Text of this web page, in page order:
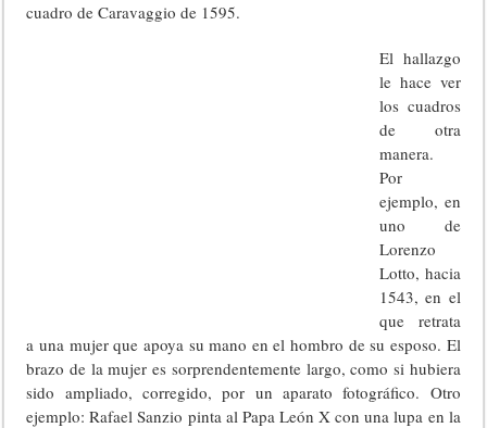
cuadro de Caravaggio de 1595.
El hallazgo
le hace ver
los cuadros
de otra
manera.
Por
ejemplo, en
uno de
Lorenzo
Lotto, hacia
1543, en el
que retrata
a una mujer que apoya su mano en el hombro de su esposo. El
brazo de la mujer es sorprendentemente largo, como si hubiera
sido ampliado, corregido, por un aparato fotográfico. Otro
ejemplo: Rafael Sanzio pinta al Papa León X con una lupa en la